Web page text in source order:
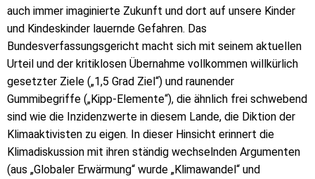
auch immer imaginierte Zukunft und dort auf unsere Kinder
und Kindeskinder lauernde Gefahren. Das
Bundesverfassungsgericht macht sich mit seinem aktuellen
Urteil und der kritiklosen Übernahme vollkommen willkürlich
gesetzter Ziele („1,5 Grad Ziel“) und raunender
Gummibegriffe („Kipp-Elemente“), die ähnlich frei schwebend
sind wie die Inzidenzwerte in diesem Lande, die Diktion der
Klimaaktivisten zu eigen. In dieser Hinsicht erinnert die
Klimadiskussion mit ihren ständig wechselnden Argumenten
(aus „Globaler Erwärmung“ wurde „Klimawandel“ und